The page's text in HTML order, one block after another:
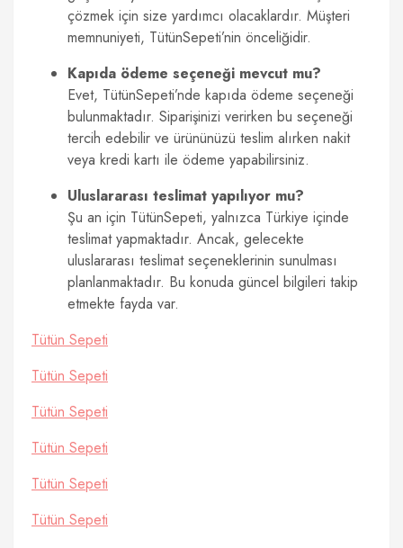
çözmek için size yardımcı olacaklardır. Müşteri
memnuniyeti, TütünSepeti’nin önceliğidir.
Kapıda ödeme seçeneği mevcut mu?
Evet, TütünSepeti’nde kapıda ödeme seçeneği
bulunmaktadır. Siparişinizi verirken bu seçeneği
tercih edebilir ve ürününüzü teslim alırken nakit
veya kredi kartı ile ödeme yapabilirsiniz.
Uluslararası teslimat yapılıyor mu?
Şu an için TütünSepeti, yalnızca Türkiye içinde
teslimat yapmaktadır. Ancak, gelecekte
uluslararası teslimat seçeneklerinin sunulması
planlanmaktadır. Bu konuda güncel bilgileri takip
etmekte fayda var.
Tütün Sepeti
Tütün Sepeti
Tütün Sepeti
Tütün Sepeti
Tütün Sepeti
Tütün Sepeti